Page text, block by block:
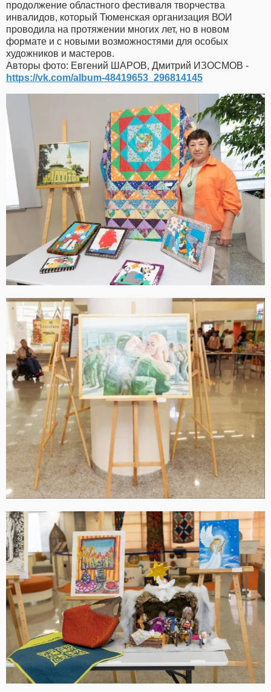
продолжение областного фестиваля творчества
инвалидов, который Тюменская организация ВОИ
проводила на протяжении многих лет, но в новом
формате и с новыми возможностями для особых
художников и мастеров.
Авторы фото: Евгений ШАРОВ, Дмитрий ИЗОСМОВ -
https://vk.com/album-48419653_296814145